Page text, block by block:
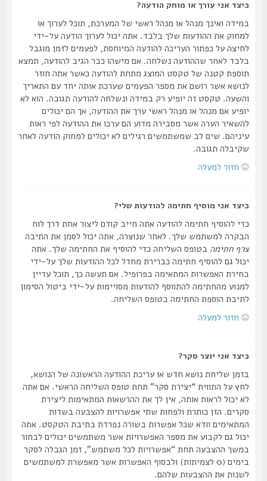
כיצד אני עורך או מוחק הודעה?
במידה ואינך מנהל או מנהל ראשי של המערכת, תוכל לערוך או
למחוק את ההודעות שלך בלבד. אתה יכול לערוך הודעה על-ידי
לחיצה על כפתור העריכה להודעה המיוחסת, לפעמים לזמן מוגבל
בלבד לאחר שההודעה נשלחה. אם מישהו כבר הגיב להודעה, תמצא
תוספת קטנה של טקסט המוצג מתחת להודעה כאשר אתה חוזר
לנושא אשר רושם את מספר הפעמים שערכת אותה יחד עם התאריך
והשעה. טקסט זה יופיע רק במידה ונשלחה להודעה תגובה. הוא לא
יופיע אם מנהל או מנהל ראשי ערך את ההודעה, אך הם יכולים
להשאיר הערה אשר מסבירה מדוע הם ערכו את ההודעה לפי ראות
עיניהם. שים לב שמשתמשים רגילים לא יכולים למחוק הודעה לאחר
שקיבלה תגובה.
חזור למעלה
כיצד אני מוסיף חתימה להודעות שלי?
כדי להוסיף חתימה להודעה אתה חייב קודם ליצור אחת דרך לוח
הבקרה למשתמש שלך. לאחר שנוצרה, אתה יכול לסמן את התיבה
צרף חתימהבטופס השליחה כדי להוסיף את החתימה שלך. אתה
יכול גם להוסיף חתימה כברירת מחדל לכל ההודעות שלך על-ידי
בחירת האפשרות המתאימה בפרופיל. אם תעשה כך, תוכל עדיין
למנוע מהחתימה להתווסף להודעות מסויימות על-ידי ביטול הסימון
לתיבת הוספת החתימה בטופס השליחה.
חזור למעלה
כיצד אני יוצר סקר?
בזמן שליחת נושא חדש או עריכת ההודעה הראשונה של הנושא,
לחץ על התווית “יצירת סקר” תחת טופס השליחה הראשי. אם אתה
לא יכול לראות אותה, אין לך את ההרשאות המתאימות ליצירת
סקרים. הזן כותרת ולפחות שתי אפשרויות להצבעה בשדות
המתאימים וודא שכל אפשרות בשורה נפרדת בתיבת הטקסט. אתה
יכול גם לקבוע את מספר האפשרויות אשר משתמשים יכולים לבחור
במשך ההצבעה תחת “אפשרויות לכל משתמש”, זמן הגבלה לסקר
בימים (0 לצמיתות) ולבסוף האפשרות אשר מאפשרת למשתמשים
לשנות את ההצבעות שלהם.